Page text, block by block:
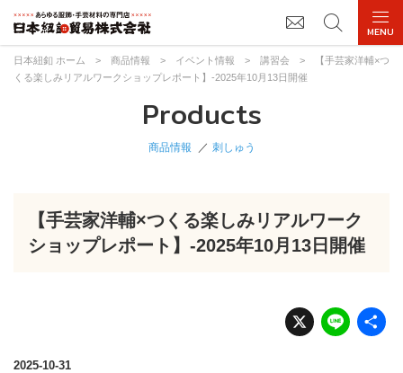
日本紐釦 ホーム > 商品情報 > イベント情報 > 講習会 >
【手芸家洋輔×つ
くる楽しみリアルワークショップレポート】-2025年10月13日開催
Products
商品情報 刺しゅう
【手芸家洋輔×つくる楽しみリアルワーク
ショップレポート】-2025年10月13日開催
X Li
n
2025-10-31